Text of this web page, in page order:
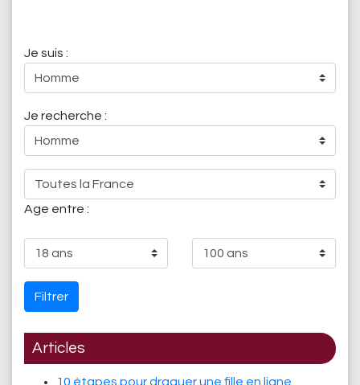
Je suis :
Je recherche :
Age entre :
Filtrer
Articles
10 étapes pour draguer une fille en ligne